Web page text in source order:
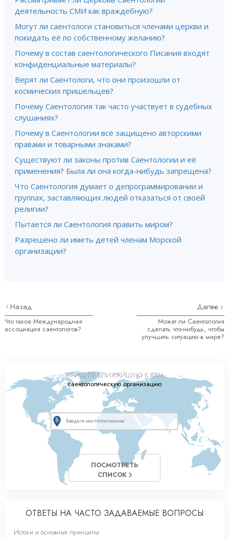
деятельность СМИ как враждебную?
Могут ли саентологи становиться членами церкви и
покидать её по собственному желанию?
Почему в состав саентологического Писания входят
конфиденциальные материалы?
Верят ли Саентологи, что они произошли от
космических пришельцев?
Почему Саентология так часто участвует в судебных
слушаниях?
Почему в Саентологии всё защищено авторскими
правами и товарными знаками?
Существуют ли законы против Саентологии и её
применения? Была ли она когда-нибудь запрещена?
Что Саентология думает о депрограммировании и
группах, заставляющих людей отказаться от своей
религии?
Пытается ли Саентология править миром?
Разрешено ли иметь детей членам Морской
организации?
Назад
Что такое Международная
ассоциация саентологов?
Далее
Может ли Саентология
сделать что-нибудь, чтобы
улучшить ситуацию в мире?
НАЙДИТЕ БЛИЖАЙШУЮ К ВАМ
саентологическую организацию
ПОСМОТРЕТЬ
СПИСОК
ОТВЕТЫ НА ЧАСТО ЗАДАВАЕМЫЕ ВОПРОСЫ
Истоки и основные принципы